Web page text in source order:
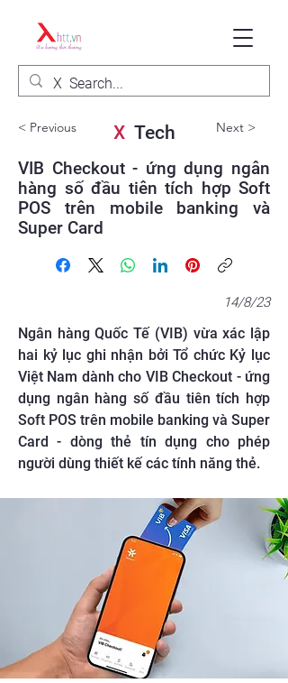
< Previous X Tech Next >
VIB Checkout - ứng dụng ngân
hàng số đầu tiên tích hợp Soft
POS trên mobile banking và
Super Card
14/8/23
Ngân hàng Quốc Tế (VIB) vừa xác lập
hai kỷ lục ghi nhận bởi Tổ chức Kỷ lục
Việt Nam dành cho VIB Checkout - ứng
dụng ngân hàng số đầu tiên tích hợp
Soft POS trên mobile banking và Super
Card - dòng thẻ tín dụng cho phép
người dùng thiết kế các tính năng thẻ.